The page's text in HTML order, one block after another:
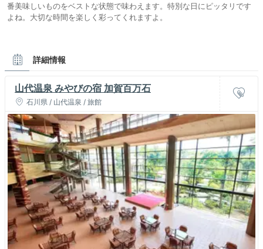
番美味しいものをベストな状態で味わえます。特別な日にピッタリです
よね。大切な時間を楽しく彩ってくれますよ。
詳細情報
山代温泉 みやびの宿 加賀百万石
石川県 / 山代温泉 / 旅館